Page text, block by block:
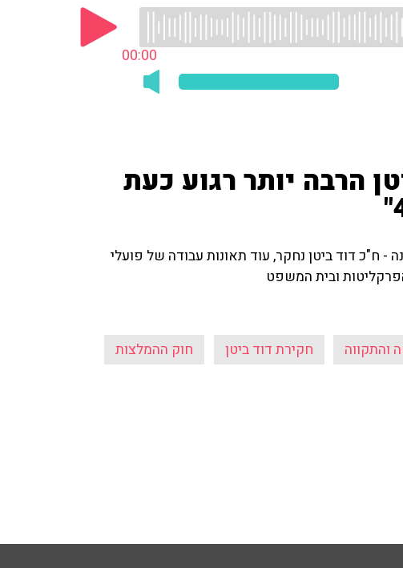
00:00
הרבה יותר רגוע כעת
- ח"כ דוד ביטן נחקר, עוד תאונות עבודה של פועלי
ובית המשפט
והתקווה חקירת דוד ביטן חוק ההמלצות